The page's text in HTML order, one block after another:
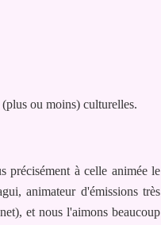
ou moins) culturelles.
précisément à celle animée le
animateur d'émissions très
et nous l'aimons beaucoup